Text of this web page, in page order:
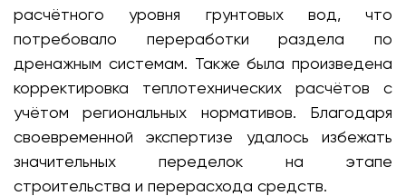
расчётного уровня грунтовых вод, что
потребовало переработки раздела по
дренажным системам. Также была произведена
корректировка теплотехнических расчётов с
учётом региональных нормативов. Благодаря
своевременной экспертизе удалось избежать
значительных переделок на этапе
строительства и перерасхода средств.